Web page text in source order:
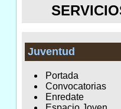
Juventud
Portada
Convocatorias
Enredate